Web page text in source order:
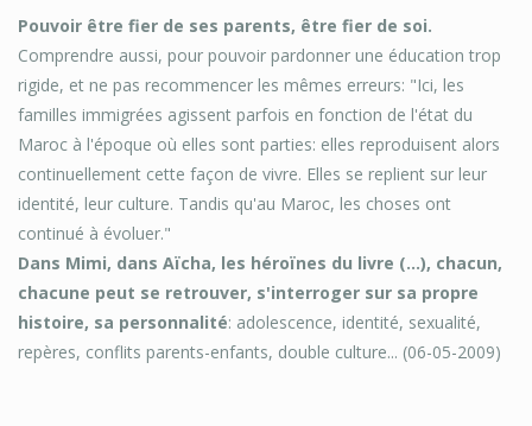
Pouvoir être fier de ses parents, être fier de soi.
Comprendre aussi, pour pouvoir pardonner une éducation trop
rigide, et ne pas recommencer les mêmes erreurs: "Ici, les
familles immigrées agissent parfois en fonction de l'état du
Maroc à l'époque où elles sont parties: elles reproduisent alors
continuellement cette façon de vivre. Elles se replient sur leur
identité, leur culture. Tandis qu'au Maroc, les choses ont
continué à évoluer."
Dans Mimi, dans Aïcha, les héroïnes du livre (...), chacun,
chacune peut se retrouver, s'interroger sur sa propre
histoire, sa personnalité: adolescence, identité, sexualité,
repères, conflits parents-enfants, double culture... (06-05-2009)